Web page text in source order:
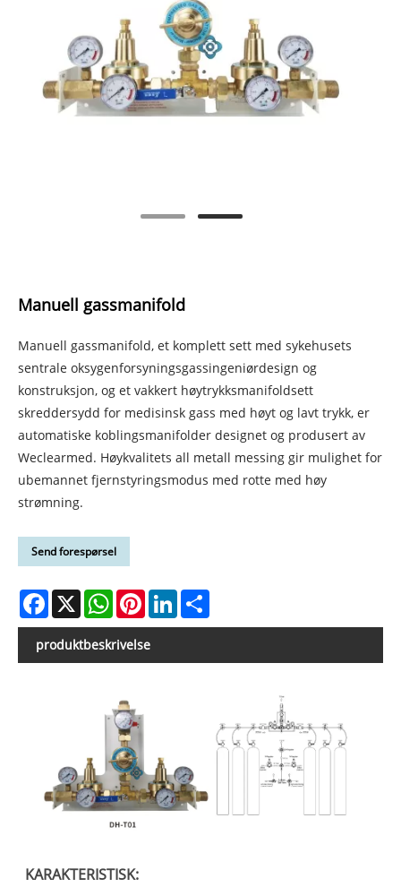
Manuell gassmanifold
Manuell gassmanifold, et komplett sett med sykehusets
sentrale oksygenforsyningsgassingeniørdesign og
konstruksjon, og et vakkert høytrykksmanifoldsett
skreddersydd for medisinsk gass med høyt og lavt trykk, er
automatiske koblingsmanifolder designet og produsert av
Weclearmed. Høykvalitets all metall messing gir mulighet for
ubemannet fjernstyringsmodus med rotte med høy
strømning.
Send forespørsel
Facebook
X WhatsAppPinterestLinkedIn
produktbeskrivelse
KARAKTERISTISK: